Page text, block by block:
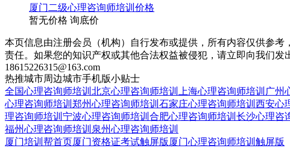
厦门二级心理咨询师培训价格
暂无价格 询底价
本页信息由注册会员（机构）自行发布或提供，所有内容仅供参
责任。如果您的知识产权或其他合法权益被侵犯，请立即向我们
18615226315@163.com
热推城市周边城市手机版小贴士
全国心理咨询师培训 北京心理咨询师培训 上海心理咨询师培训 广州
心理咨询师培训 郑州心理咨询师培训 石家庄心理咨询师培训 西安心
理咨询师培训 宁波心理咨询师培训 合肥心理咨询师培训 长沙心理咨
福州心理咨询师培训 泉州心理咨询师培训
厦门培训帮首页厦门资格证考试触屏版 厦门心理咨询师培训触屏版